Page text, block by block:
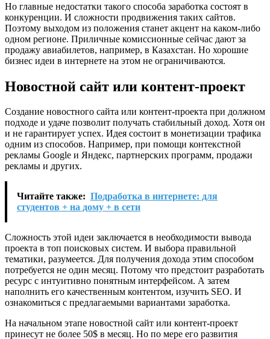
Но главные недостатки такого способа заработка состоят в
конкуренции. И сложности продвижения таких сайтов.
Поэтому выходом из положения станет акцент на каком-либо
одном регионе. Приличные комиссионные сейчас дают за
продажу авиабилетов, например, в Казахстан. Но хорошие
бизнес идеи в интернете на этом не ограничиваются.
Новостной сайт или контент-проект
Создание новостного сайта или контент-проекта при должном
подходе и удаче позволит получать стабильный доход. Хотя он
и не гарантирует успех. Идея состоит в монетизации трафика
одним из способов. Например, при помощи контекстной
рекламы Google и Яндекс, партнерских программ, продажи
рекламы и других.
Читайте также: Подработка в интернете: для
студентов + на дому + в сети
Сложность этой идеи заключается в необходимости вывода
проекта в топ поисковых систем. И выбора правильной
тематики, разумеется. Для получения дохода этим способом
потребуется не один месяц. Потому что предстоит разработать
ресурс с интуитивно понятным интерфейсом. А затем
наполнить его качественным контентом, изучить SEO. И
ознакомиться с предлагаемыми вариантами заработка.
На начальном этапе новостной сайт или контент-проект
принесут не более 50$ в месяц. Но по мере его развития